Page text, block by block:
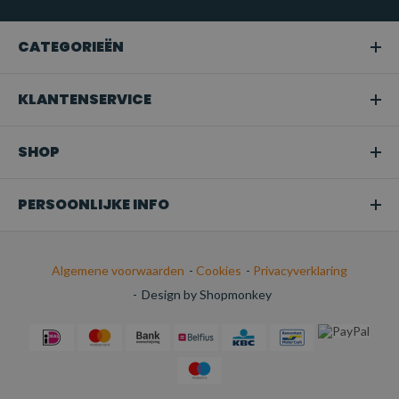
CATEGORIEËN
KLANTENSERVICE
SHOP
PERSOONLIJKE INFO
Algemene voorwaarden - Cookies - Privacyverklaring
- Design by Shopmonkey